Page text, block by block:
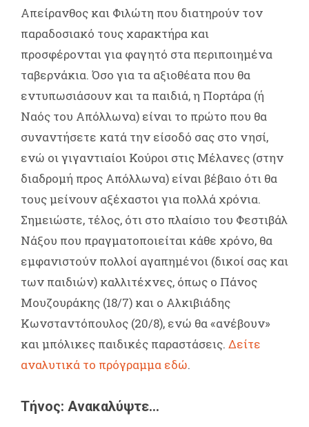
Απείρανθος και Φιλώτη που διατηρούν τον
παραδοσιακό τους χαρακτήρα και
προσφέρονται για φαγητό στα περιποιημένα
ταβερνάκια. Όσο για τα αξιοθέατα που θα
εντυπωσιάσουν και τα παιδιά, η Πορτάρα (ή
Ναός του Απόλλωνα) είναι το πρώτο που θα
συναντήσετε κατά την είσοδό σας στο νησί,
ενώ οι γιγαντιαίοι Κούροι στις Μέλανες (στην
διαδρομή προς Απόλλωνα) είναι βέβαιο ότι θα
τους μείνουν αξέχαστοι για πολλά χρόνια.
Σημειώστε, τέλος, ότι στο πλαίσιο του Φεστιβάλ
Νάξου που πραγματοποιείται κάθε χρόνο, θα
εμφανιστούν πολλοί αγαπημένοι (δικοί σας και
των παιδιών) καλλιτέχνες, όπως ο Πάνος
Μουζουράκης (18/7) και ο Αλκιβιάδης
Κωνσταντόπουλος (20/8), ενώ θα «ανέβουν»
και μπόλικες παιδικές παραστάσεις. Δείτε
αναλυτικά το πρόγραμμα εδώ.
Τήνος: Ανακαλύψτε…